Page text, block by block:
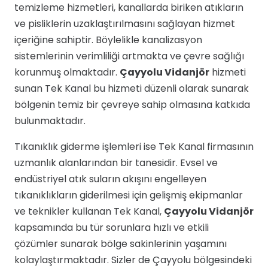
temizleme hizmetleri, kanallarda biriken atıkların
ve pisliklerin uzaklaştırılmasını sağlayan hizmet
içeriğine sahiptir. Böylelikle kanalizasyon
sistemlerinin verimliliği artmakta ve çevre sağlığı
korunmuş olmaktadır. Çayyolu Vidanjör hizmeti
sunan Tek Kanal bu hizmeti düzenli olarak sunarak
bölgenin temiz bir çevreye sahip olmasına katkıda
bulunmaktadır.
Tıkanıklık giderme işlemleri ise Tek Kanal firmasının
uzmanlık alanlarından bir tanesidir. Evsel ve
endüstriyel atık suların akışını engelleyen
tıkanıklıkların giderilmesi için gelişmiş ekipmanlar
ve teknikler kullanan Tek Kanal, Çayyolu Vidanjör
kapsamında bu tür sorunlara hızlı ve etkili
çözümler sunarak bölge sakinlerinin yaşamını
kolaylaştırmaktadır. Sizler de Çayyolu bölgesindeki